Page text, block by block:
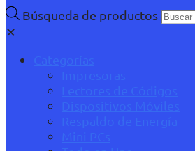
Búsqueda de productos
✕
Categorías
Impresoras
Lectores de Códigos
Dispositivos Móviles
Respaldo de Energía
Mini PCs